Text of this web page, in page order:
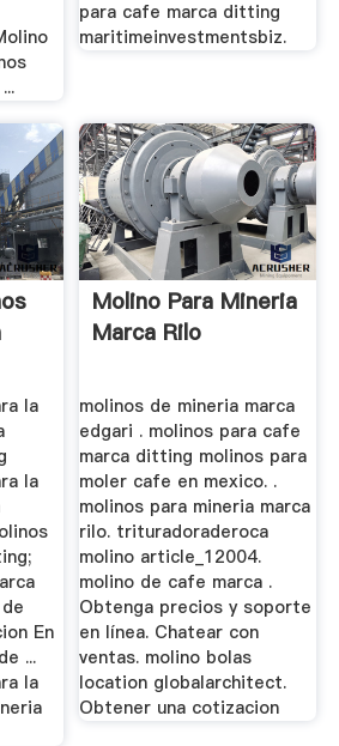
para cafe marca ditting
maritimeinvestmentsbiz.
la
la
En
...
la
Molino Para Mineria
Marca Rilo
molinos de mineria marca
edgari . molinos para cafe
marca ditting molinos para
moler cafe en mexico. .
molinos para mineria marca
rilo. trituradoraderoca
molino article_12004.
molino de cafe marca .
Obtenga precios y soporte
en línea. Chatear con
ventas. molino bolas
location globalarchitect.
Obtener una cotizacion